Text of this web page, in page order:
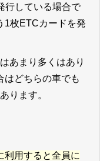
行している場合で
1枚ETCカードを発
あまり多くはあり
はどちらの車でも
ります。
利用すると全員に